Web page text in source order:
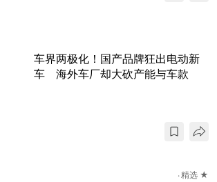
车界两极化！国产品牌狂出电动新
车 海外车厂却大砍产能与车款
精选 ★